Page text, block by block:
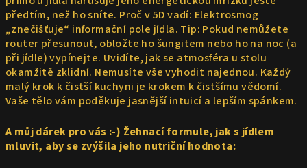
předtím, než ho sníte. Proč v 5D vadí: Elektrosmog
„znečišťuje“ informační pole jídla. Tip: Pokud nemůžete
router přesunout, obložte ho šungitem nebo ho na noc (a
při jídle) vypínejte. Uvidíte, jak se atmosféra u stolu
okamžitě zklidní. Nemusíte vše vyhodit najednou. Každý
malý krok k čistší kuchyni je krokem k čistšímu vědomí.
Vaše tělo vám poděkuje jasnější intuicí a lepším spánkem.
A můj dárek pro vás :-) Žehnací formule, jak s jídlem
mluvit, aby se zvýšila jeho nutriční hodnota: